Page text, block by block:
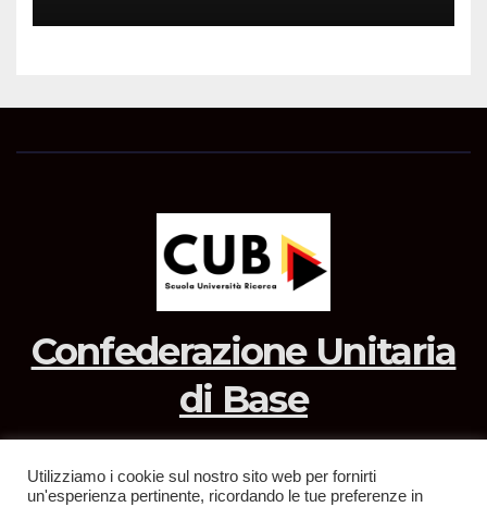
Confederazione Unitaria
di Base
Utilizziamo i cookie sul nostro sito web per fornirti
un'esperienza pertinente, ricordando le tue preferenze in